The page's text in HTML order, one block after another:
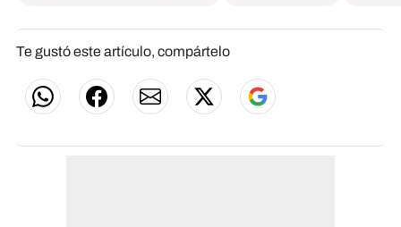
Te gustó este artículo, compártelo